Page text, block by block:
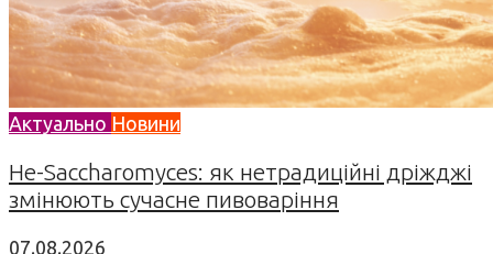
Актуально Новини
Не-Saccharomyces: як нетрадиційні дріжджі
змінюють сучасне пивоваріння
07.08.2026